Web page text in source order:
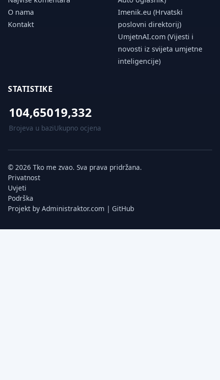
O nama
Kontakt
Imenik.eu (Hrvatski
poslovni direktorij)
UmjetnAI.com (Vijesti i
novosti iz svijeta umjetne
inteligencije)
STATISTIKE
104,650
Brojeva u bazi
19,332
Ukupno ocjena
© 2026 Tko me zvao. Sva prava pridržana.
Privatnost
Uvjeti
Podrška
Projekt by Administraktor.com | GitHub